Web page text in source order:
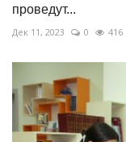
проведут...
Дек 11, 2023 0 416